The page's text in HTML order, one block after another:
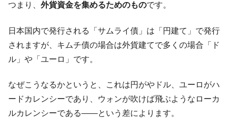
Fact1
日本の誇る海洋資源調査船『白嶺』は先進技術の
Fact1
夏の甲子園、優勝校を最も多く輩出している都道
府県とは？
Fact1 今話題の「楽天ライオンズ」とは？
Fact1
全て勝つといくら？ 競馬GI競走で勝利騎手がもら
つまり、 外貨資金を集めるためのものです。
日本国内で発行される「サムライ債」は「円建て」で発行
されますが、キムチ債の場合は外貨建てで多くの場合「ド
ル」や「ユーロ」です。
なぜこうなるかというと、これは円がやドル、ユーロがハ
ードカレンシーであり、ウォンが吹けば飛ぶようなローカ
ルカレンシーである――という差によります。